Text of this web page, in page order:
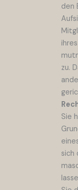
den
zu.
Sie
sich